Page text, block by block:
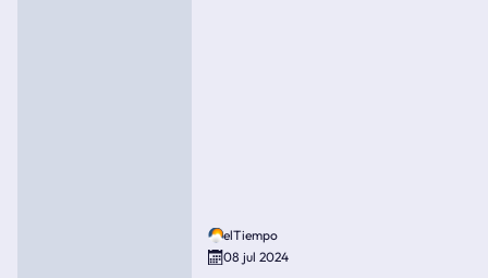
elTiempo
08 jul 2024